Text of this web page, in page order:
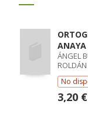
ANAYA
ÁNGEL
GARRIDO
No
3,20 €